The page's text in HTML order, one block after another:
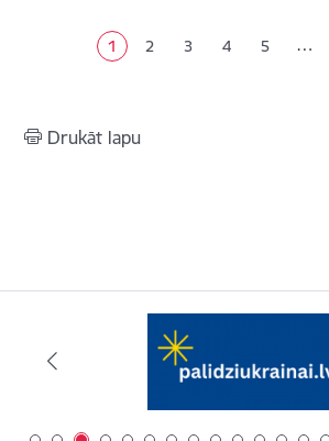
Pašreizējā lapa
1 Lapa
2 Lapa
3 Lapa
4 Lapa
5 …
Drukāt lapu